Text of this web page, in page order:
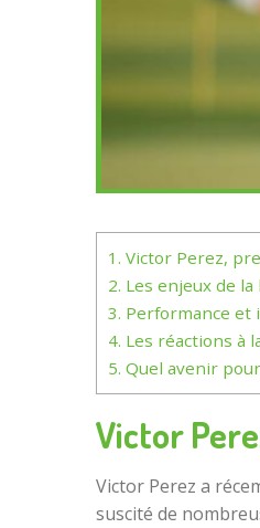
1. Victor Perez,
2. Les enjeux de
3. Performance et
4. Les réactions à
5. Quel avenir
Victor
Victor Perez a
suscité de